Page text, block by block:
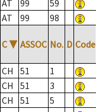
AT
99 59
AT
99 98
C ▼ ASSOC No. D Code
CH 51 1
CH
51 3
CH
51 5